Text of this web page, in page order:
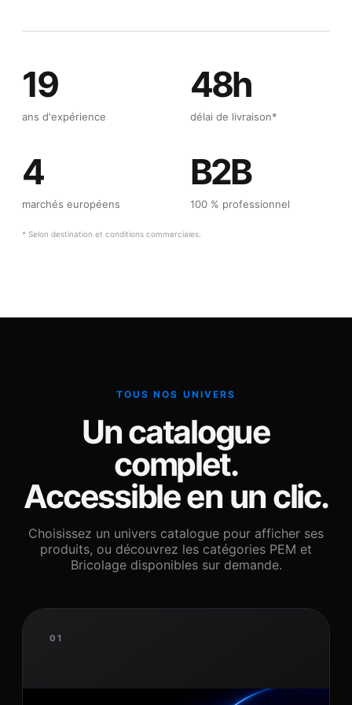
19
ans d'expérience
48h
délai de livraison*
4
marchés européens
B2B
100 % professionnel
* Selon destination et conditions commerciales.
TOUS NOS UNIVERS
Un catalogue
complet.
Accessible en un clic.
Choisissez un univers catalogue pour afficher ses
produits, ou découvrez les catégories PEM et
Bricolage disponibles sur demande.
01